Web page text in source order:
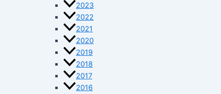
2023
2022
2021
2020
2019
2018
2017
2016